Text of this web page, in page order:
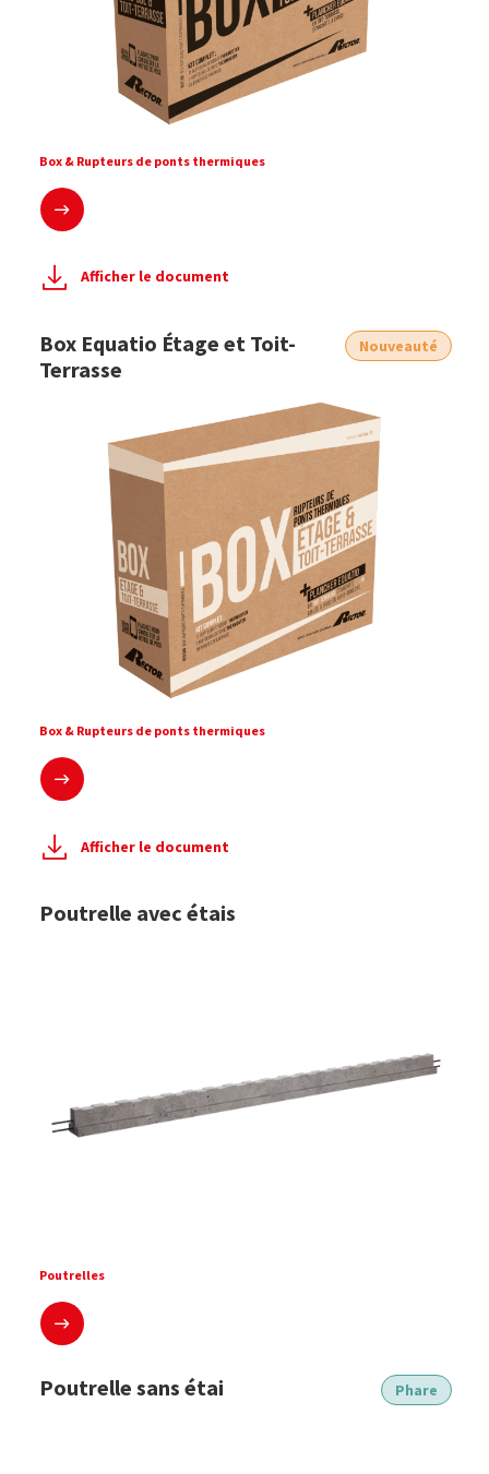
Box & Rupteurs de ponts thermiques
En savoir plus
Afficher le document
Nouveauté
Box Equatio Étage et Toit-
Terrasse
Box & Rupteurs de ponts thermiques
En savoir plus
Afficher le document
Poutrelle avec étais
Poutrelles
En savoir plus
Phare
Poutrelle sans étai